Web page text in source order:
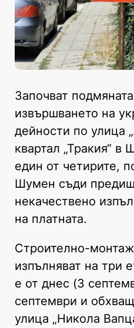
Започват
извършването на
дейности по улица
квартал „Тракия“
един от четирите,
Шумен съди
некачествено
на платната.
Строително-
изпълняват на три
е от днес (3
септември и
улица „Никола